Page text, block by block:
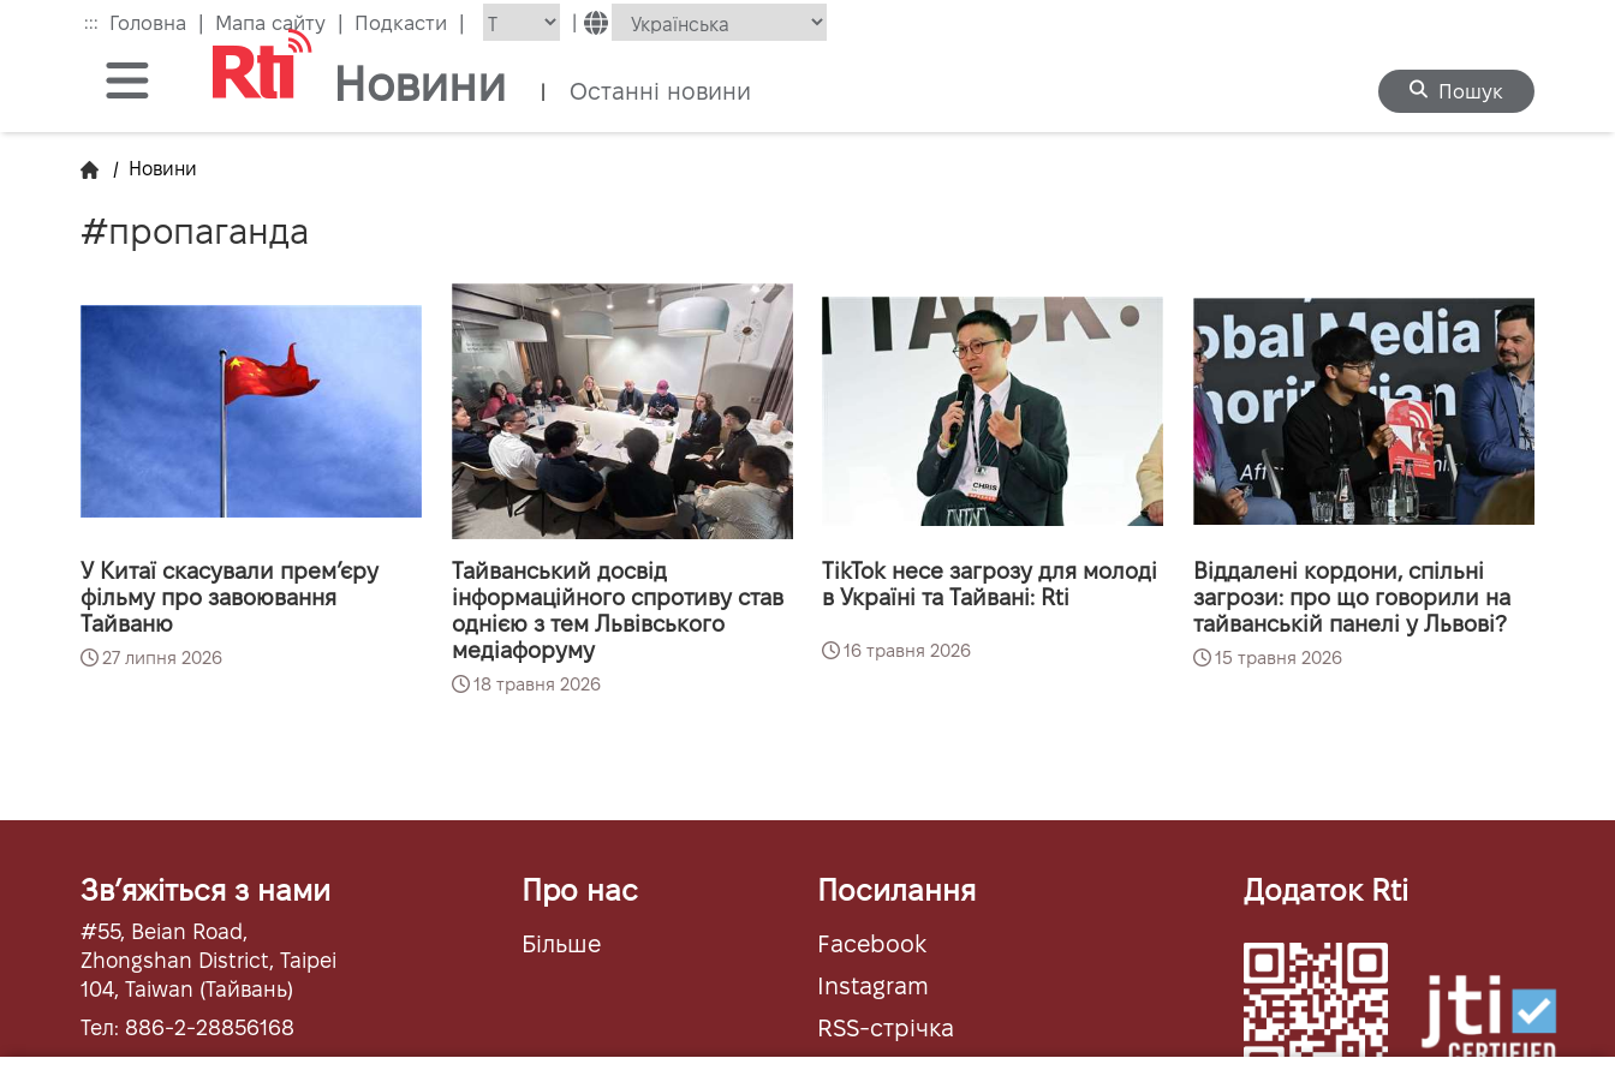
::: Головна | Мапа сайту | Подкасти | |
Новини | Останні новини Пошук
/ Новини
#пропаганда
У Китаї скасували прем’єру
фільму про завоювання
Тайваню
27 липня 2026
Тайванський досвід
інформаційного спротиву став
однією з тем Львівського
медіафоруму
18 травня 2026
TikTok несе загрозу для молоді
в Україні та Тайвані: Rti
16 травня 2026
Віддалені кордони, спільні
загрози: про що говорили на
тайванській панелі у Львові?
15 травня 2026
Звʼяжіться з нами
#55, Beian Road,
Zhongshan District, Taipei
104, Taiwan (Тайвань)
Тел: 886-2-28856168
Про нас
Більше
Посилання
Facebook
Instagram
RSS-стрічка
Додаток Rti